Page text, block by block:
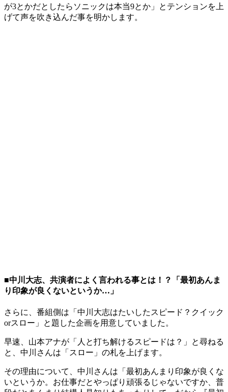
が3とかだとしたらソニックは本当9とか」とテンションを上
げて声を吹き込んだ事を明かします。
■中川大志、共演者によく言われる事とは！？「最初あんま
り印象が良くないというか…」
さらに、番組側は「中川大志はたいしたスピード？クイック
orスロー」と題した企画を用意していました。
早速、山本アナが「人と打ち解けるスピードは？」と尋ねる
と、中川さんは「スロー」の札を上げます。
その理由について、中川さんは「最初あんまり印象が良くな
いというか。お仕事だとやっぱり頑張るじゃないですか、普